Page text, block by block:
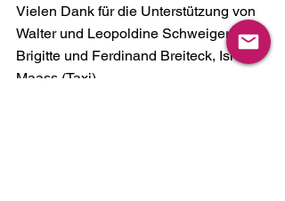
Vielen Dank für die Unterstützung von
Walter und Leopoldine Schweiger,
Brigitte und Ferdinand Breiteck, Isi
Maass (Taxi)